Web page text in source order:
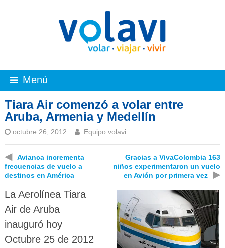
Menú
Tiara Air comenzó a volar entre
Aruba, Armenia y Medellín
octubre 26, 2012 Equipo volavi
◀
Avianca incrementa
frecuencias de vuelo a
destinos en América
Gracias a VivaColombia 163
niños experimentaron un vuelo
en Avión por primera vez
▶
La Aerolínea Tiara
Air de Aruba
inauguró hoy
Octubre 25 de 2012